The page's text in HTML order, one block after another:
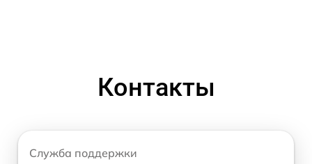
Контакты
Служба поддержки